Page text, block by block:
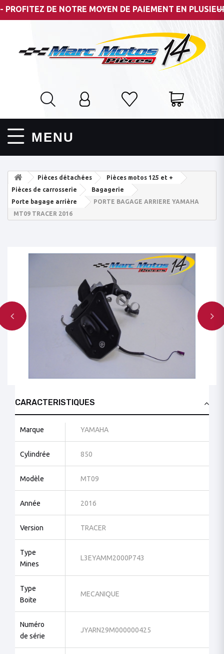
DE NOTRE MOYEN DE PAIEMENT EN PLUSIEURS
---
MENU
Pièces détachées
Pièces motos 125 et +
Pièces de carrosserie
Bagagerie
Porte bagage arrière
PORTE BAGAGE ARRIERE YAMAHA
MT09 TRACER 2016
CARACTERISTIQUES
Marque YAMAHA
Cylindrée 850
Modèle MT09
Année 2016
Version TRACER
Type
Mines
L3EYAMM2000P743
Type
Boite
MECANIQUE
Numéro
de série
JYARN29M000000425